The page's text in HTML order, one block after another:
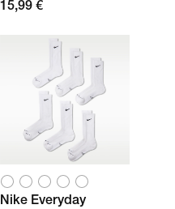
15,99 €
Nike Everyday